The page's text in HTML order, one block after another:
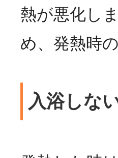
熱が悪化し
め、発熱時
入浴しな